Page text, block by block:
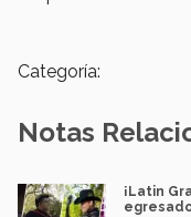
Categoría:
Notas
¡Latin